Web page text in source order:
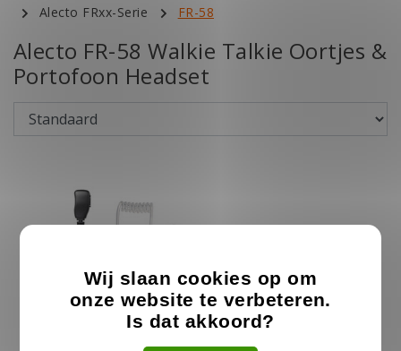
Alecto FRxx-Serie
FR-58
Alecto FR-58 Walkie Talkie Oortjes &
Portofoon Headset
Wij slaan cookies op om
onze website te verbeteren.
Is dat akkoord?